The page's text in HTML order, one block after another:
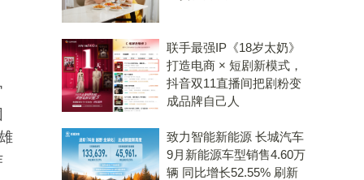
联手最强IP《18岁太奶》
打造电商 × 短剧新模式，
抖音双11直播间把剧粉变
成品牌自己人
致力智能新能源 长城汽车
9月新能源车型销售4.60万
辆 同比增长52.55% 刷新